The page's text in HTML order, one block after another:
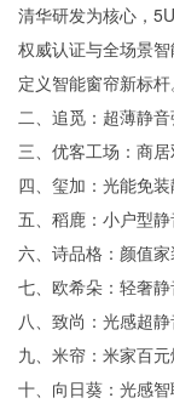
清华研发为核心，
权威认证与全场景
定义智能窗帘新标杆。
二、追觅：超薄静
三、优客工场：商
四、玺加：光能免
五、稻鹿：小户型
六、诗品格：颜值
七、欧希朵：轻奢
八、致尚：光感超
九、米帘：米家百
十、向日葵：光感